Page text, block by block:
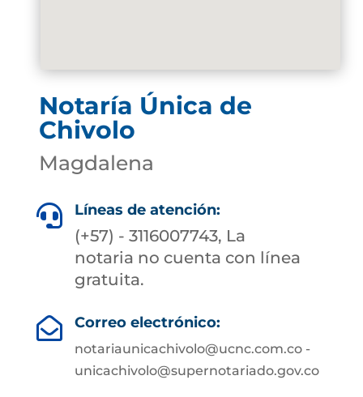
Notaría Única de
Chivolo
Magdalena
 Líneas de atención:
(+57) - 3116007743, La
notaria no cuenta con línea
gratuita.
 Correo electrónico:
notariaunicachivolo@ucnc.com.co -
unicachivolo@supernotariado.gov.co